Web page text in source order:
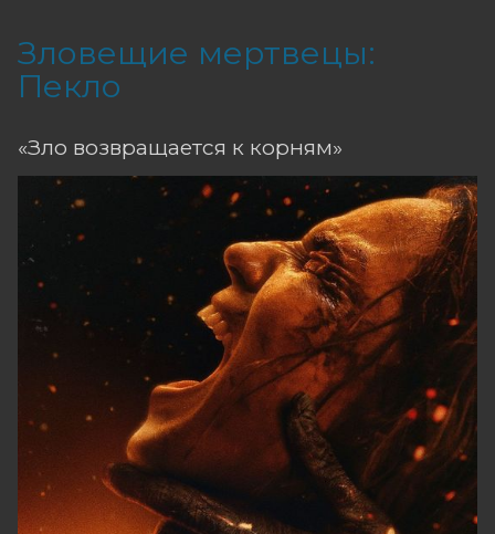
Зловещие мертвецы:
Пекло
«Зло возвращается к корням»